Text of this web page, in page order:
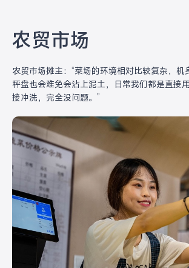
农贸市场
农贸市场摊主：“菜场的环境相对比较复杂，机
秤盘也会难免会沾上泥土，日常我们都是直接
接冲洗，完全没问题。”